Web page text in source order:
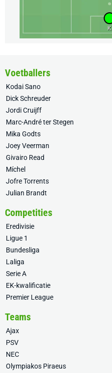
K
Voetballers
Kodai Sano
Dick Schreuder
Jordi Cruijff
Marc-André ter Stegen
Mika Godts
Joey Veerman
Givairo Read
Míchel
Jofre Torrents
Julian Brandt
Competities
Eredivisie
Ligue 1
Bundesliga
Laliga
Serie A
EK-kwalificatie
Premier League
Teams
Ajax
PSV
NEC
Olympiakos Piraeus